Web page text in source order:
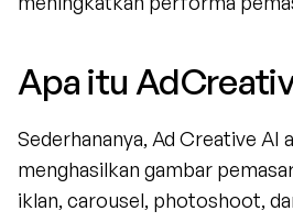
Apa itu
Sederhananya, Ad Creative AI
menghasilkan gambar
iklan, carousel, photoshoot,